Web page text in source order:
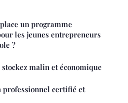
un programme
les jeunes entrepreneurs
?
malin et économique
certifié et